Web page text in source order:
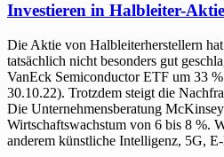
Investieren in Halbleiter-
Die Aktie von Halbleiterherstellern
tatsächlich nicht besonders gut
VanEck Semiconductor ETF um 33
30.10.22). Trotzdem steigt die
Die Unternehmensberatung
Wirtschaftswachstum von 6 bis 8 %.
anderem künstliche Intelligenz, 5G,